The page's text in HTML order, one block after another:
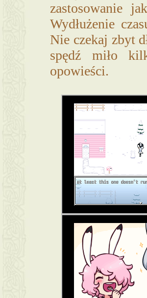
zastosowanie
Wydłużenie
Nie czekaj zbyt
spędź miło
opowieści.